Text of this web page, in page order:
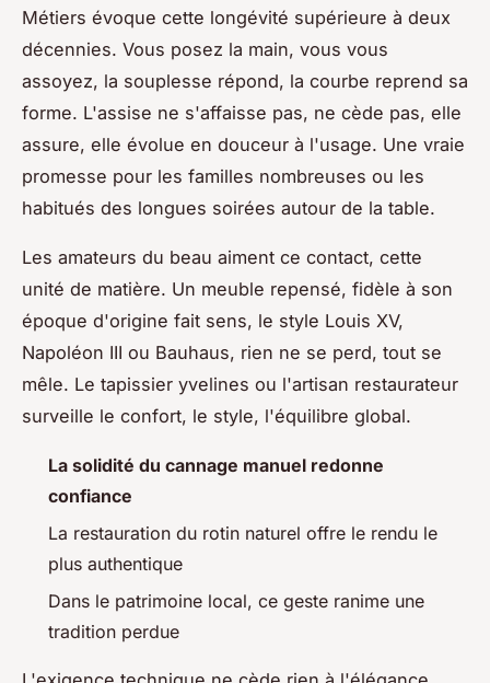
Métiers évoque cette longévité supérieure à deux
décennies. Vous posez la main, vous vous
assoyez, la souplesse répond, la courbe reprend sa
forme. L'assise ne s'affaisse pas, ne cède pas, elle
assure, elle évolue en douceur à l'usage. Une vraie
promesse pour les familles nombreuses ou les
habitués des longues soirées autour de la table.
Les amateurs du beau aiment ce contact, cette
unité de matière. Un meuble repensé, fidèle à son
époque d'origine fait sens, le style Louis XV,
Napoléon III ou Bauhaus, rien ne se perd, tout se
mêle. Le tapissier yvelines ou l'artisan restaurateur
surveille le confort, le style, l'équilibre global.
La solidité du cannage manuel redonne
confiance
La restauration du rotin naturel offre le rendu le
plus authentique
Dans le patrimoine local, ce geste ranime une
tradition perdue